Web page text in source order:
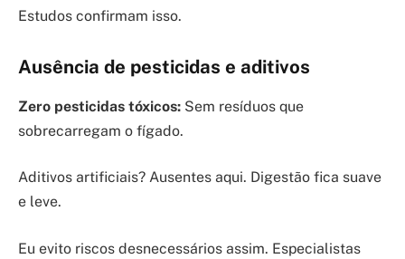
Estudos confirmam isso.
Ausência de pesticidas e aditivos
Zero pesticidas tóxicos: Sem resíduos que
sobrecarregam o fígado.
Aditivos artificiais? Ausentes aqui. Digestão fica suave
e leve.
Eu evito riscos desnecessários assim. Especialistas